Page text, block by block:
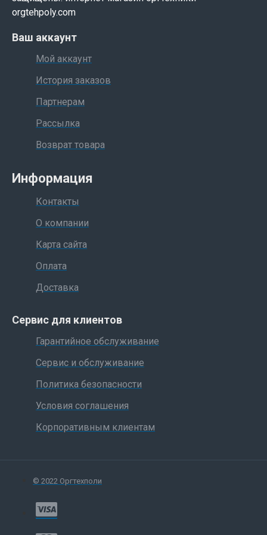
orgtehpoly.com
Ваш аккаунт
Мой аккаунт
История заказов
Партнерам
Рассылка
Возврат товара
Информация
Контакты
О компании
Карта сайта
Оплата
Доставка
Сервис для клиентов
Гарантийное обслуживание
Сервис и обслуживание
Политика безопасности
Условия соглашения
Корпоративным клиентам
© 2022 Оргтехполи